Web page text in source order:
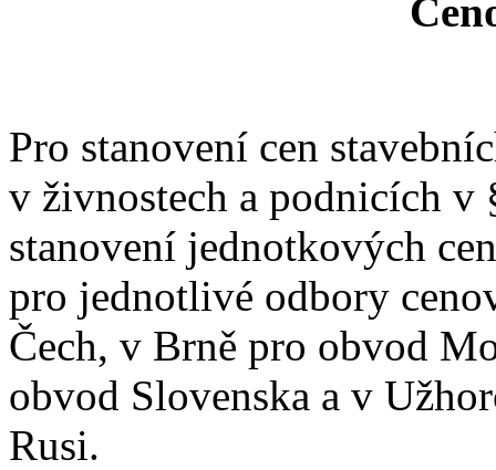
Pro stanovení cen
v živnostech a podnicích v
stanovení jednotkových
pro jednotlivé odbory
Čech, v Brně pro obvod
obvod Slovenska a v
Rusi.